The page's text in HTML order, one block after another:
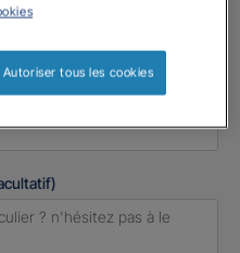
Autoriser tous les cookies